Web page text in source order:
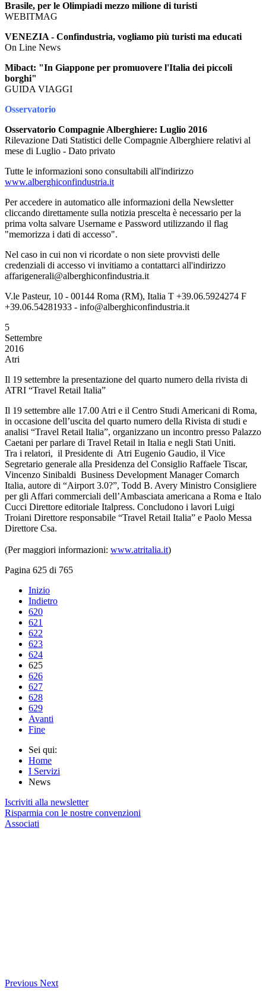
Brasile, per le Olimpiadi mezzo milione di turisti
WEBITMAG
VENEZIA - Confindustria, vogliamo più turisti ma educati
On Line News
Mibact: "In Giappone per promuovere l'Italia dei piccoli
borghi"
GUIDA VIAGGI
Osservatorio
Osservatorio Compagnie Alberghiere: Luglio 2016
Rilevazione Dati Statistici delle Compagnie Alberghiere relativi al
mese di Luglio - Dato privato
Tutte le informazioni sono consultabili all'indirizzo
www.alberghiconfindustria.it
Per accedere in automatico alle informazioni della Newsletter
cliccando direttamente sulla notizia prescelta è necessario per la
prima volta salvare Username e Password utilizzando il flag
"memorizza i dati di accesso".
Nel caso in cui non vi ricordate o non siete provvisti delle
credenziali di accesso vi invitiamo a contattarci all'indirizzo
affarigenerali@alberghiconfindustria.it
V.le Pasteur, 10 - 00144 Roma (RM), Italia T +39.06.5924274 F
+39.06.54281933 - info@alberghiconfindustria.it
5
Settembre
2016
Atri
Il 19 settembre la presentazione del quarto numero della rivista di
ATRI “Travel Retail Italia”
Il 19 settembre alle 17.00 Atri e il Centro Studi Americani di Roma,
in occasione dell’uscita del quarto numero della Rivista di studi e
analisi “Travel Retail Italia”, organizzano un incontro presso Palazzo
Caetani per parlare di Travel Retail in Italia e negli Stati Uniti.
Tra i relatori, il Presidente di Atri Eugenio Gaudio, il Vice
Segretario generale alla Presidenza del Consiglio Raffaele Tiscar,
Vincenzo Sinibaldi Business Development Manager Comarch
Italia, autore di “Airport 3.0?”, Todd B. Avery Ministro Consigliere
per gli Affari commerciali dell’Ambasciata americana a Roma e Italo
Cucci Direttore editoriale Italpress. Concludono i lavori Luigi
Troiani Direttore responsabile “Travel Retail Italia” e Paolo Messa
Direttore Csa.
(Per maggiori informazioni: www.atritalia.it)
Pagina 625 di 765
Inizio
Indietro
620
621
622
623
624
625
626
627
628
629
Avanti
Fine
Sei qui:
Home
I Servizi
News
Iscriviti alla newsletter
Risparmia con le nostre convenzioni
Associati
Previous Next